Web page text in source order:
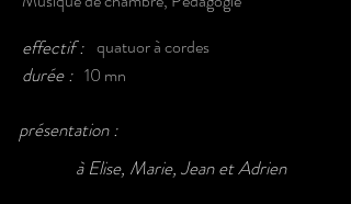
effectif : quatuor à cordes
durée : 10 mn
présentation :
à Elise, Marie, Jean et Adrien